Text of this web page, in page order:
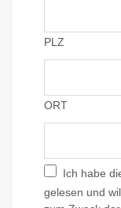
PLZ
ORT
Ich habe
gelesen und